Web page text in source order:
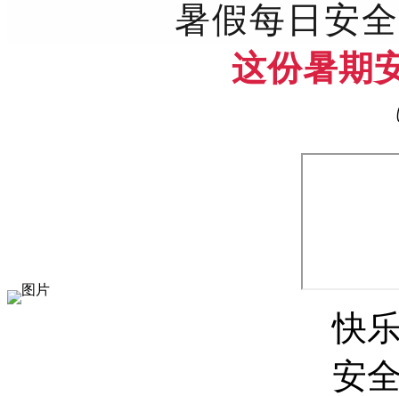
暑假每日安
这份暑期
快
安